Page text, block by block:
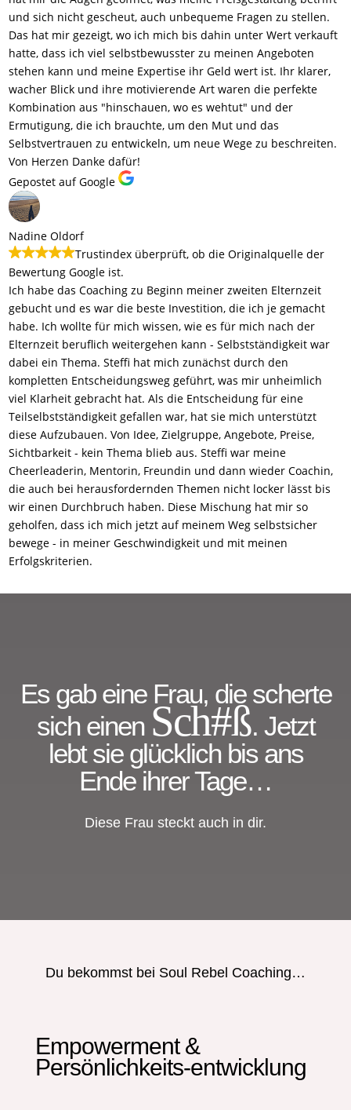
und sich nicht gescheut, auch unbequeme Fragen zu stellen.
Das hat mir gezeigt, wo ich mich bis dahin unter Wert verkauft
hatte, dass ich viel selbstbewusster zu meinen Angeboten
stehen kann und meine Expertise ihr Geld wert ist. Ihr klarer,
wacher Blick und ihre motivierende Art waren die perfekte
Kombination aus "hinschauen, wo es wehtut" und der
Ermutigung, die ich brauchte, um den Mut und das
Selbstvertrauen zu entwickeln, um neue Wege zu beschreiten.
Von Herzen Danke dafür!
Gepostet auf Google
Nadine Oldorf
Trustindex überprüft, ob die Originalquelle der
Bewertung Google ist.
Ich habe das Coaching zu Beginn meiner zweiten Elternzeit
gebucht und es war die beste Investition, die ich je gemacht
habe. Ich wollte für mich wissen, wie es für mich nach der
Elternzeit beruflich weitergehen kann - Selbstständigkeit war
dabei ein Thema. Steffi hat mich zunächst durch den
kompletten Entscheidungsweg geführt, was mir unheimlich
viel Klarheit gebracht hat. Als die Entscheidung für eine
Teilselbstständigkeit gefallen war, hat sie mich unterstützt
diese Aufzubauen. Von Idee, Zielgruppe, Angebote, Preise,
Sichtbarkeit - kein Thema blieb aus. Steffi war meine
Cheerleaderin, Mentorin, Freundin und dann wieder Coachin,
die auch bei herausfordernden Themen nicht locker lässt bis
wir einen Durchbruch haben. Diese Mischung hat mir so
geholfen, dass ich mich jetzt auf meinem Weg selbstsicher
bewege - in meiner Geschwindigkeit und mit meinen
Erfolgskriterien.
Es gab eine Frau, die scherte
sich einen Sch#ß. Jetzt
lebt sie glücklich bis ans
Ende ihrer Tage…
Diese Frau steckt auch in dir.
Du bekommst bei Soul Rebel Coaching…
Empowerment &
Persönlichkeits-entwicklung